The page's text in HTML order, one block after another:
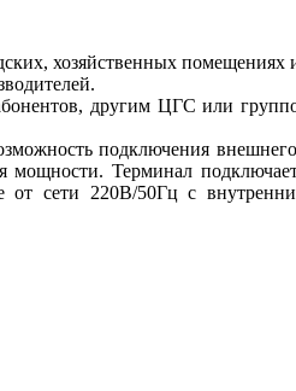
хозяйственных помещениях
другим ЦГС или
подключения
мощности. Терминал
сети 220В/50Гц с